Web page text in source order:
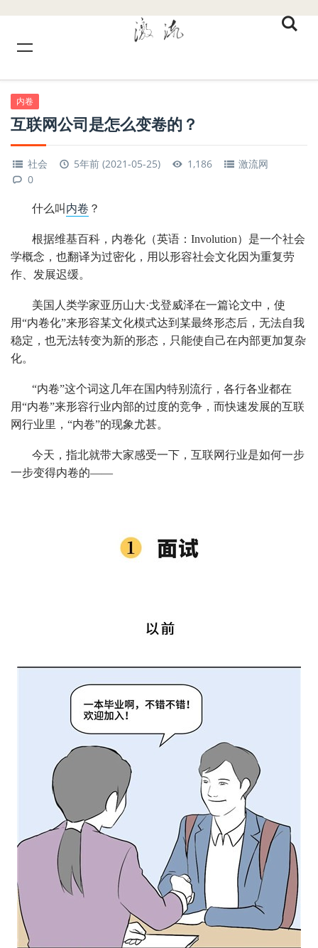
内卷
互联网公司是怎么变卷的？
社会 5年前 (2021-05-25) 1,186
激流网
0
什么叫 内卷 ？
根据维基百科，内卷化（英语：Involution）是一个社会
学概念，也翻译为过密化，用以形容社会文化因为重复劳
作、发展迟缓。
美国人类学家亚历山大·戈登威泽在一篇论文中，使
用“内卷化”来形容某文化模式达到某最终形态后，无法自我
稳定，也无法转变为新的形态，只能使自己在内部更加复杂
化。
“内卷”这个词这几年在国内特别流行，各行各业都在
用“内卷”来形容行业内部的过度的竞争，而快速发展的互联
网行业里，“内卷”的现象尤甚。
今天，指北就带大家感受一下，互联网行业是如何一步
一步变得内卷的——